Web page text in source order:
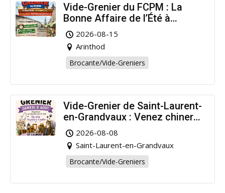
Vide-Grenier du FCPM : La
Bonne Affaire de l’Été à
Arinthod !
2026-08-15
Arinthod
Brocante/Vide-Greniers
Vide-Grenier de Saint-Laurent-
en-Grandvaux : Venez chiner
pour la bonne cause !
2026-08-08
Saint-Laurent-en-Grandvaux
Brocante/Vide-Greniers